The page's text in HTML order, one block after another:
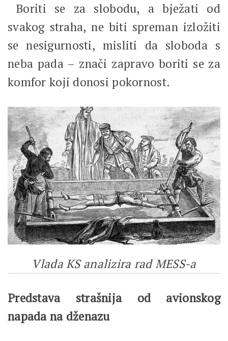
Boriti se za slobodu, a bježati od
svakog straha, ne biti spreman izložiti
se nesigurnosti, misliti da sloboda s
neba pada – znači zapravo boriti se za
komfor koji donosi pokornost.
Vlada KS analizira rad MESS-a
Predstava strašnija od avionskog
napada na dženazu